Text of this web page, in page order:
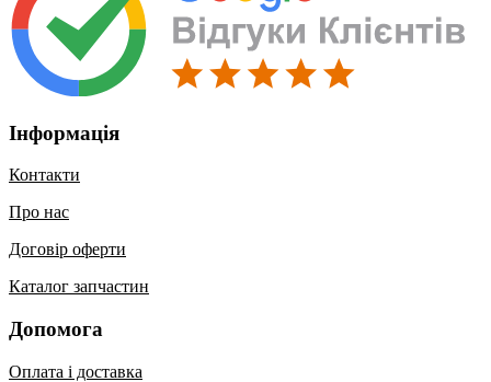
Інформація
Контакти
Про нас
Договір оферти
Каталог запчастин
Допомога
Оплата і доставка